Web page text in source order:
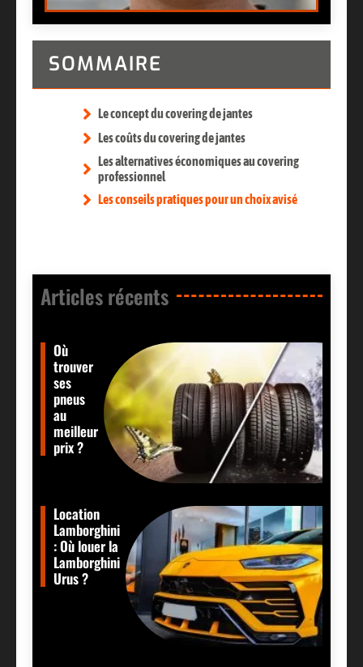
SOMMAIRE
Le concept du covering de jantes
Les coûts du covering de jantes
Les alternatives économiques au covering
professionnel
Les conseils pratiques pour un choix avisé
Articles récents​
Où
trouver
ses
pneus
au
meilleur
prix ?
Location
Lamborghini
: Où louer la
Lamborghini
Urus ?